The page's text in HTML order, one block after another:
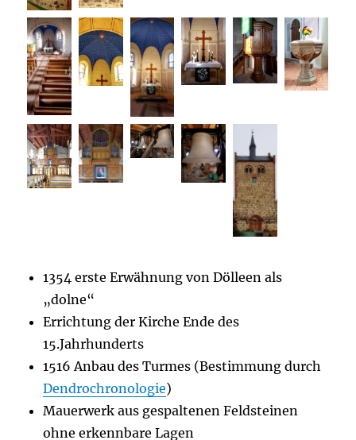
1354 erste Erwähnung von Dölleen als
„dolne“
Errichtung der Kirche Ende des
15.Jahrhunderts
1516 Anbau des Turmes (Bestimmung durch
Dendrochronologie)
Mauerwerk aus gespaltenen Feldsteinen
ohne erkennbare Lagen